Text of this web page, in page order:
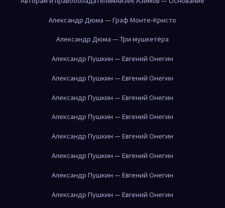
Александр Дюма — Граф Монте-Кристо
Александр Дюма — Три мушкетёра
Александр Пушкин — Евгений Онегин
Александр Пушкин — Евгений Онегин
Александр Пушкин — Евгений Онегин
Александр Пушкин — Евгений Онегин
Александр Пушкин — Евгений Онегин
Александр Пушкин — Евгений Онегин
Александр Пушкин — Евгений Онегин
Александр Пушкин — Евгений Онегин